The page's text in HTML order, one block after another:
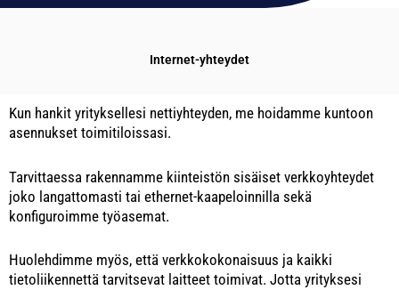
Internet-yhteydet
Kun hankit yrityksellesi nettiyhteyden, me hoidamme kuntoon
asennukset toimitiloissasi.
Tarvittaessa rakennamme kiinteistön sisäiset verkkoyhteydet
joko langattomasti tai ethernet-kaapeloinnilla sekä
konfiguroimme työasemat.
Huolehdimme myös, että verkkokokonaisuus ja kaikki
tietoliikennettä tarvitsevat laitteet toimivat. Jotta yrityksesi